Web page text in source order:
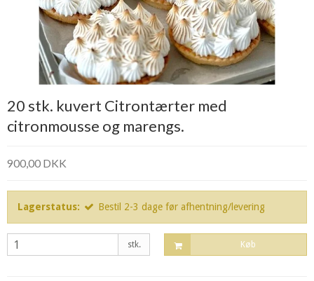
20 stk. kuvert Citrontærter med
citronmousse og marengs.
900,00 DKK
Lagerstatus: Bestil 2-3 dage før afhentning/levering
stk. Køb